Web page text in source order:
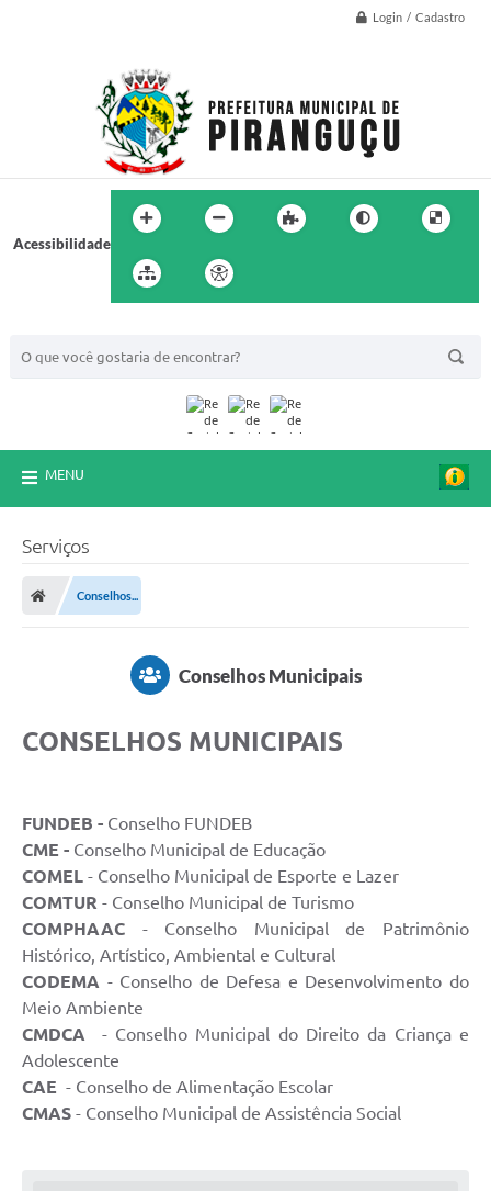
Login / Cadastro
Acessibilidade
MENU
Serviços
Conselhos...
Conselhos Municipais
CONSELHOS MUNICIPAIS
FUNDEB - Conselho FUNDEB
CME - Conselho Municipal de Educação
COMEL - Conselho Municipal de Esporte e Lazer
COMTUR - Conselho Municipal de Turismo
COMPHAAC - Conselho Municipal de Patrimônio
Histórico, Artístico, Ambiental e Cultural
CODEMA - Conselho de Defesa e Desenvolvimento do
Meio Ambiente
CMDCA - Conselho Municipal do Direito da Criança e
Adolescente
CAE - Conselho de Alimentação Escolar
CMAS - Conselho Municipal de Assistência Social